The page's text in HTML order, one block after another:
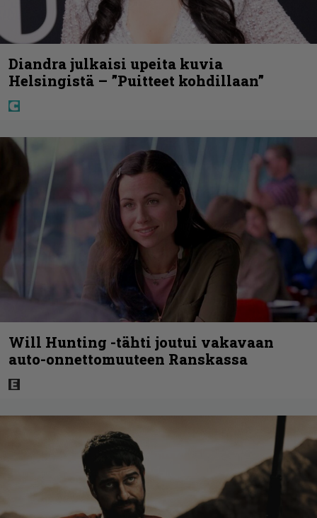
Diandra julkaisi upeita kuvia
Helsingistä – ”Puitteet kohdillaan”
Will Hunting -tähti joutui vakavaan
auto-onnettomuuteen Ranskassa